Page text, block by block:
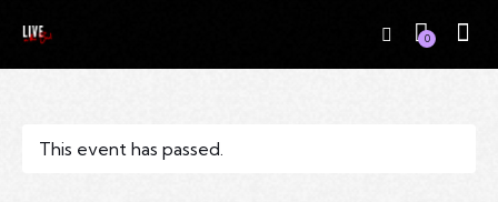
0
This event has passed.